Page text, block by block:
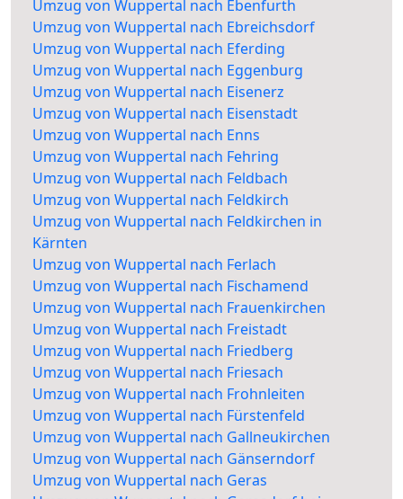
Umzug von Wuppertal nach Ebenfurth
Umzug von Wuppertal nach Ebreichsdorf
Umzug von Wuppertal nach Eferding
Umzug von Wuppertal nach Eggenburg
Umzug von Wuppertal nach Eisenerz
Umzug von Wuppertal nach Eisenstadt
Umzug von Wuppertal nach Enns
Umzug von Wuppertal nach Fehring
Umzug von Wuppertal nach Feldbach
Umzug von Wuppertal nach Feldkirch
Umzug von Wuppertal nach Feldkirchen in
Kärnten
Umzug von Wuppertal nach Ferlach
Umzug von Wuppertal nach Fischamend
Umzug von Wuppertal nach Frauenkirchen
Umzug von Wuppertal nach Freistadt
Umzug von Wuppertal nach Friedberg
Umzug von Wuppertal nach Friesach
Umzug von Wuppertal nach Frohnleiten
Umzug von Wuppertal nach Fürstenfeld
Umzug von Wuppertal nach Gallneukirchen
Umzug von Wuppertal nach Gänserndorf
Umzug von Wuppertal nach Geras